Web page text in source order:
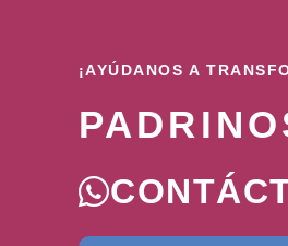
¡AYÚDANOS A